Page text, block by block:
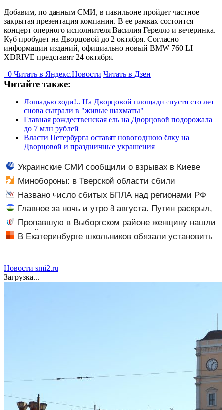
Добавим, по данным СМИ, в павильоне пройдет частное
закрытая презентация компании. В ее рамках состоится
концерт оперного исполнителя Василия Герелло и вечеринка.
Куб пробудет на Дворцовой до 2 октября. Согласно
информации изданий, официально новый BMW 760 LI
XDRIVE представят 24 октября.
0 Читать в Яндекс.Новости Читать в Дзен
Читайте также:
Лошадью ходи!.. На Дворцовой площади спустя сто лет
снова сыграли в "живые шахматы"
Главная рождественская ель на Дворцовой подорожала
до 7 млн рублей
Власти Петербурга оставят новогоднюю ёлку на
Дворцовой и праздничные украшения
Украинские СМИ сообщили о взрывах в Киеве
Минобороны: в Тверской области сбили
беспилотники
Названо число сбитых БПЛА над регионами РФ
сегодня
Главное за ночь и утро 8 августа. Путин раскрыл,
что будет после массовых атак на Россию. Украина
вошла в самый страшный период
Пропавшую в Выборгском районе женщину нашли
мертвой: IVBG.ru
В Екатеринбурге школьников обязали установить
Новости smi2.ru
Загрузка...